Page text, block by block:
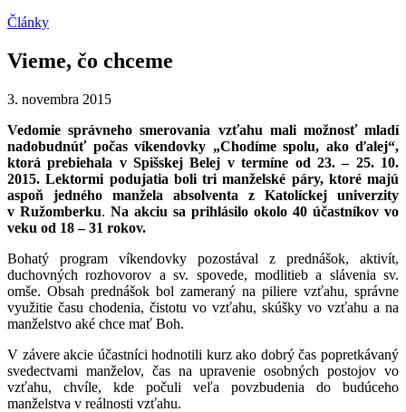
Články
Vieme, čo chceme
3. novembra 2015
Vedomie správneho smerovania vzťahu mali možnosť mladí
nadobudnúť počas víkendovky „Chodíme spolu, ako ďalej“,
ktorá prebiehala v Spišskej Belej v termíne od 23. – 25. 10.
2015. Lektormi podujatia boli tri manželské páry, ktoré majú
aspoň jedného manžela absolventa z Katolíckej univerzity
v Ružomberku. Na akciu sa prihlásilo okolo 40 účastníkov vo
veku od 18 – 31 rokov.
Bohatý program víkendovky pozostával z prednášok, aktivít,
duchovných rozhovorov a sv. spovede, modlitieb a slávenia sv.
omše. Obsah prednášok bol zameraný na piliere vzťahu, správne
využitie času chodenia, čistotu vo vzťahu, skúšky vo vzťahu a na
manželstvo aké chce mať Boh.
V závere akcie účastníci hodnotili kurz ako dobrý čas popretkávaný
svedectvami manželov, čas na upravenie osobných postojov vo
vzťahu, chvíle, kde počuli veľa povzbudenia do budúceho
manželstva v reálnosti vzťahu.